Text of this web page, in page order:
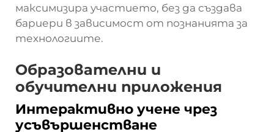
максимизира участието, без да създава
бариери в зависимост от познанията за
технологиите.
Образователни и
обучителни приложения
Интерактивно учене чрез
усъвършенстване